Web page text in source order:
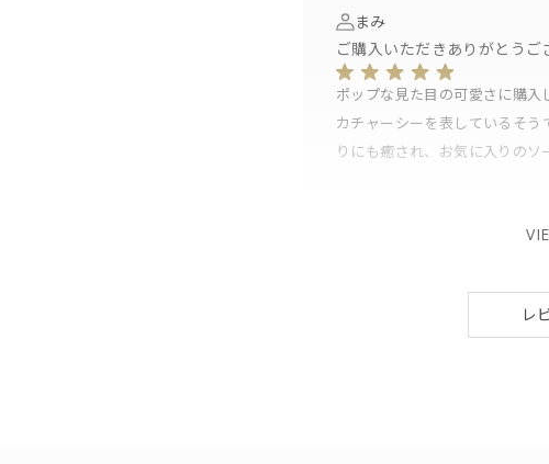
まみ
ご購入いただきありがとうご
ポップな見た目の可愛さに購入
カチャーシーを表しているそ
りにも癒され、お気に入りのソ
レ